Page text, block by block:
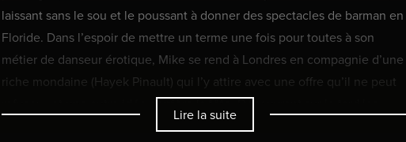
laissant sans le sou et le poussant à donner des spectacles de barman en
Floride. Dans l’espoir de mettre un terme une fois pour toutes à son
métier de danseur érotique, Mike se rend à Londres en compagnie d’une
riche mondaine (Hayek Pinault) qui l’y attire avec une offre qu’il ne peut
refuser… et une autre idée derrière la tête. Découvrant sur le tard les
intentions cachées de la dame, Mike se retrouve à jouer le tout pour le
Lire la suite